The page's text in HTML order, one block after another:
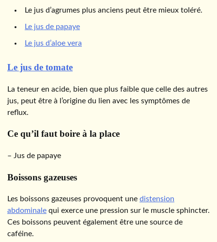
Le jus d’agrumes plus anciens peut être mieux toléré.
Le jus de papaye
Le jus d’aloe vera
Le jus de tomate
La teneur en acide, bien que plus faible que celle des autres
jus, peut être à l’origine du lien avec les symptômes de
reflux.
Ce qu’il faut boire à la place
– Jus de papaye
Boissons gazeuses
Les boissons gazeuses provoquent une distension
abdominale qui exerce une pression sur le muscle sphincter.
Ces boissons peuvent également être une source de
caféine.